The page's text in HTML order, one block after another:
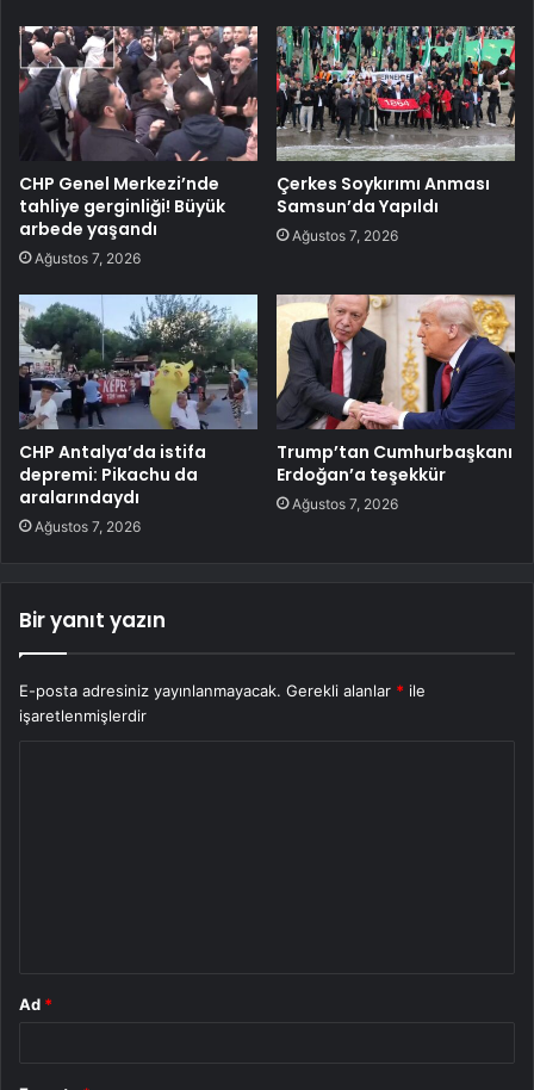
CHP Genel Merkezi’nde
tahliye gerginliği! Büyük
arbede yaşandı
Ağustos 7, 2026
Çerkes Soykırımı Anması
Samsun’da Yapıldı
Ağustos 7, 2026
CHP Antalya’da istifa
depremi: Pikachu da
aralarındaydı
Ağustos 7, 2026
Trump’tan Cumhurbaşkanı
Erdoğan’a teşekkür
Ağustos 7, 2026
Bir yanıt yazın
E-posta adresiniz yayınlanmayacak. Gerekli alanlar * ile
işaretlenmişlerdir
Ad *